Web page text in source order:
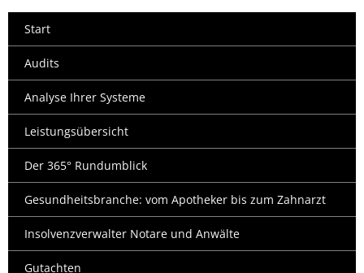
Start
Audits
Analyse Ihrer Systeme
Leistungsübersicht
Der 365° Rundumblick
Gesundheitsbranche: vom Apotheker bis zum Zahnarzt
Insolvenzverwalter Notare und Anwälte
Gutachten